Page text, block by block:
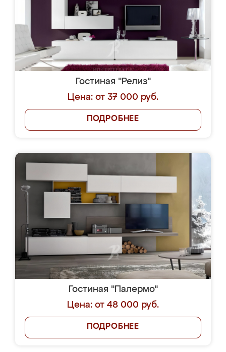
Гостиная "Релиз"
Цена: от 37 000 руб.
ПОДРОБНЕЕ
Гостиная "Палермо"
Цена: от 48 000 руб.
ПОДРОБНЕЕ